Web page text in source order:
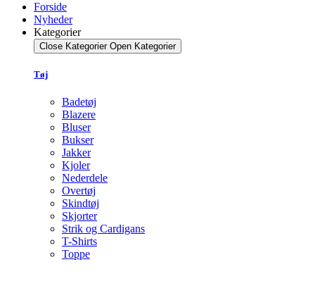
Forside
Nyheder
Kategorier
Close Kategorier Open Kategorier
Tøj
Badetøj
Blazere
Bluser
Bukser
Jakker
Kjoler
Nederdele
Overtøj
Skindtøj
Skjorter
Strik og Cardigans
T-Shirts
Toppe